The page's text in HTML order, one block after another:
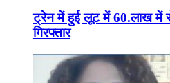
ट्रेन में हुई लूट में 60.लाख में
गिरफ्तार